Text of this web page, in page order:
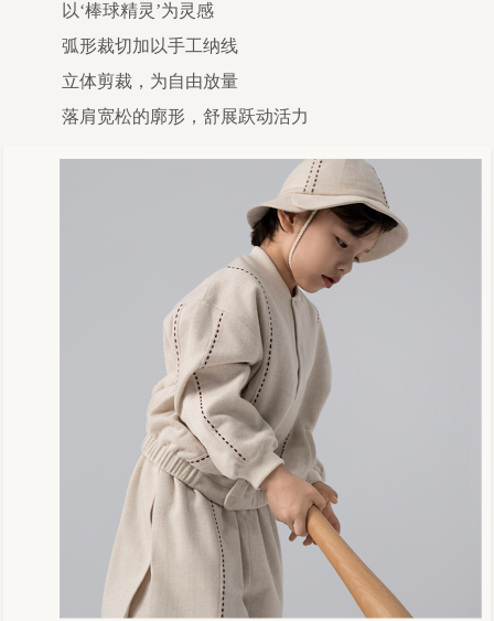
以‘棒球精灵’为灵感
弧形裁切加以手工纳线
立体剪裁，为自由放量
落肩宽松的廓形，舒展跃动活力